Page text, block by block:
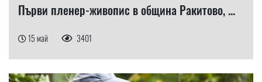
Първи пленер-живопис в община Ракитово, ...
15 май 3401